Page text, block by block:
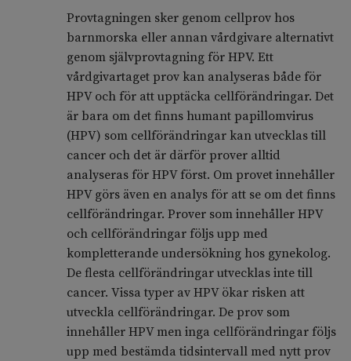
Provtagningen sker genom cellprov hos
barnmorska eller annan vårdgivare alternativt
genom självprovtagning för HPV. Ett
vårdgivartaget prov kan analyseras både för
HPV och för att upptäcka cellförändringar. Det
är bara om det finns humant papillomvirus
(HPV) som cellförändringar kan utvecklas till
cancer och det är därför prover alltid
analyseras för HPV först. Om provet innehåller
HPV görs även en analys för att se om det finns
cellförändringar. Prover som innehåller HPV
och cellförändringar följs upp med
kompletterande undersökning hos gynekolog.
De flesta cellförändringar utvecklas inte till
cancer. Vissa typer av HPV ökar risken att
utveckla cellförändringar. De prov som
innehåller HPV men inga cellförändringar följs
upp med bestämda tidsintervall med nytt prov